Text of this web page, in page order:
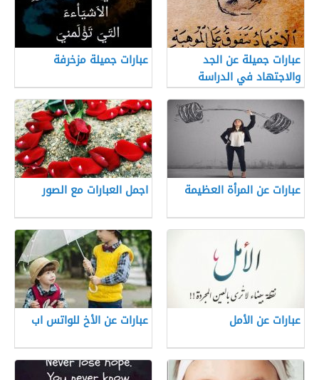
عبارات جميلة عن الجد
والاجتهاد في الدراسة
عبارات جميلة مزخرفة
عبارات عن المرأة العظيمة اجمل العبارات مع الصور
عبارات عن الأمل عبارات عن الأخ للواتس اب